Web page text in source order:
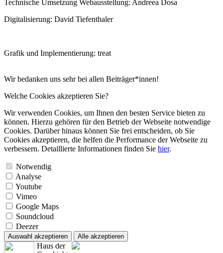
Technische Umsetzung Webausstellung: Andreea Dosa
Digitalisierung: David Tiefenthaler
Grafik und Implementierung: treat
Wir bedanken uns sehr bei allen Beiträger*innen!
Welche Cookies akzeptieren Sie?
Wir verwenden Cookies, um Ihnen den besten Service bieten zu
können. Hierzu gehören für den Betrieb der Webseite notwendige
Cookies. Darüber hinaus können Sie frei entscheiden, ob Sie
Cookies akzeptieren, die helfen die Performance der Webseite zu
verbessern. Detaillierte Informationen finden Sie hier.
Notwendig
Analyse
Youtube
Vimeo
Google Maps
Soundcloud
Deezer
Auswahl akzeptieren Alle akzeptieren
Haus der